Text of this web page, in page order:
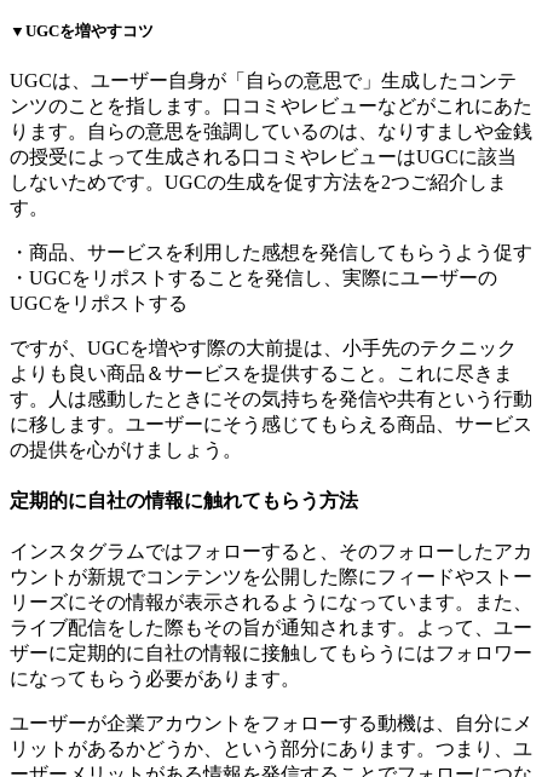
▼UGCを増やすコツ
UGCは、ユーザー自身が「自らの意思で」生成したコンテ
ンツのことを指します。口コミやレビューなどがこれにあた
ります。自らの意思を強調しているのは、なりすましや金銭
の授受によって生成される口コミやレビューはUGCに該当
しないためです。UGCの生成を促す方法を2つご紹介しま
す。
・商品、サービスを利用した感想を発信してもらうよう促す
・UGCをリポストすることを発信し、実際にユーザーの
UGCをリポストする
ですが、UGCを増やす際の大前提は、小手先のテクニック
よりも良い商品＆サービスを提供すること。これに尽きま
す。人は感動したときにその気持ちを発信や共有という行動
に移します。ユーザーにそう感じてもらえる商品、サービス
の提供を心がけましょう。
定期的に自社の情報に触れてもらう方法
インスタグラムではフォローすると、そのフォローしたアカ
ウントが新規でコンテンツを公開した際にフィードやストー
リーズにその情報が表示されるようになっています。また、
ライブ配信をした際もその旨が通知されます。よって、ユー
ザーに定期的に自社の情報に接触してもらうにはフォロワー
になってもらう必要があります。
ユーザーが企業アカウントをフォローする動機は、自分にメ
リットがあるかどうか、という部分にあります。つまり、ユ